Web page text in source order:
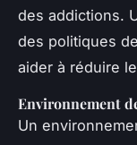
des addictions.
des politiques
aider à réduire
Environnement
Un